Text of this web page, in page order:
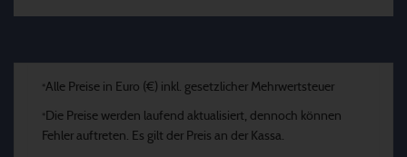
*Alle Preise in Euro (€) inkl. gesetzlicher Mehrwertsteuer
* Die Preise werden laufend aktualisiert, dennoch können
Fehler auftreten. Es gilt der Preis an der Kassa.